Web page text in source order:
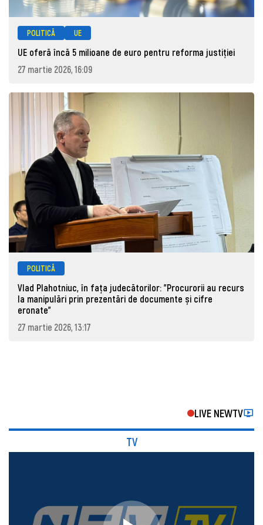
POLITICĂ UE
UE oferă încă 5 milioane de euro pentru reforma justiției
27 martie 2026, 16:09
POLITICĂ
Vlad Plahotniuc, în fața judecătorilor: "Procurorii au recurs
la manipulări prin prezentări de documente și cifre
eronate"
27 martie 2026, 13:17
LIVE NEWTV
TV